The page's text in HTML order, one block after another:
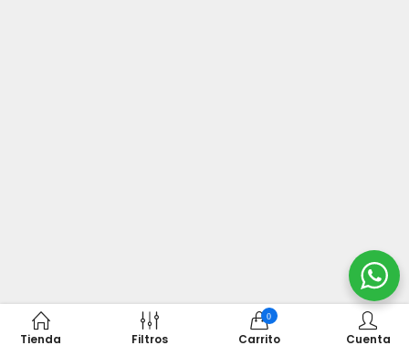
Tienda Filtros
0
Carrito Cuenta